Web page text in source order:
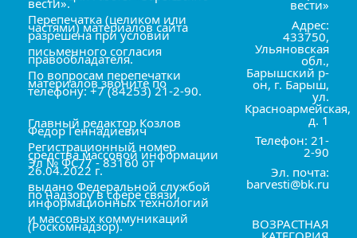
вести».
Перепечатка (целиком или
частями) материалов сайта
разрешена при условии
письменного согласия
правообладателя.
По вопросам перепечатки
материалов звоните по
телефону: +7 (84253) 21-2-90.
Главный редактор Козлов
Фёдор Геннадиевич
Регистрационный номер
средства массовой информации
Эл № ФС77 - 83160 от
26.04.2022 г.
выдано Федеральной службой
по надзору в сфере связи,
информационных технологий
и массовых коммуникаций
(Роскомнадзор).
вести»
Адрес:
433750,
Ульяновская
обл.,
Барышский р-
он, г. Барыш,
ул.
Красноармейская,
д. 1
Телефон: 21-
2-90
Эл. почта:
barvesti@bk.ru
ВОЗРАСТНАЯ